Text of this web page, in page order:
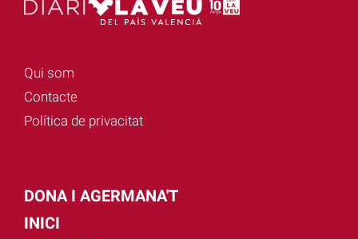
Qui som
Contacte
Política de privacitat
DONA I AGERMANA'T
INICI